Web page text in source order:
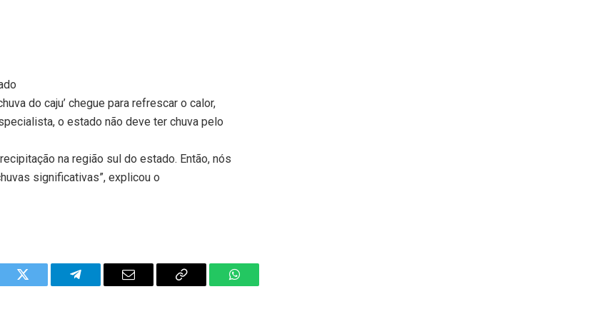
do caju’ chegue para refrescar o calor,
o estado não deve ter chuva pelo
na região sul do estado. Então, nós
significativas”, explicou o
Twitter Telegram Email
Copy
WhatsApp